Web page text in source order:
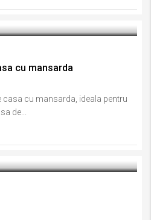
cu mansarda
casa cu mansarda, ideala pentru
de...